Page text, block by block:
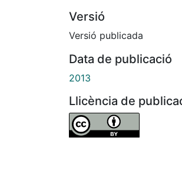
Versió
Versió publicada
Data de publicació
2013
Llicència de